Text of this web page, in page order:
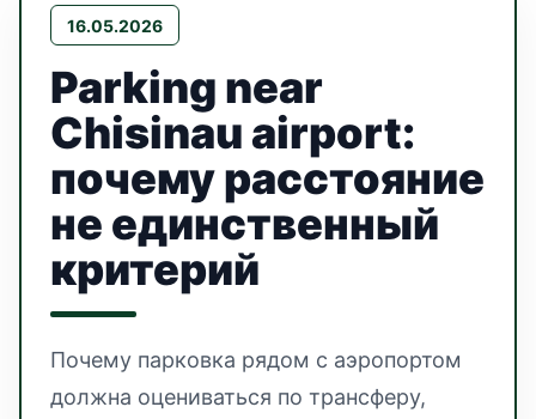
16.05.2026
Parking near
Chisinau airport:
почему расстояние
не единственный
критерий
Почему парковка рядом с аэропортом
должна оцениваться по трансферу,